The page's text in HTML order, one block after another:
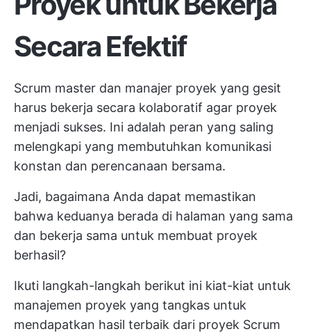
Secara Efektif
Scrum master dan manajer proyek yang gesit
harus bekerja secara kolaboratif agar proyek
menjadi sukses. Ini adalah peran yang saling
melengkapi yang membutuhkan komunikasi
konstan dan perencanaan bersama.
Jadi, bagaimana Anda dapat memastikan
bahwa keduanya berada di halaman yang sama
dan bekerja sama untuk membuat proyek
berhasil?
Ikuti langkah-langkah berikut ini kiat-kiat untuk
manajemen proyek yang tangkas untuk
mendapatkan hasil terbaik dari proyek Scrum